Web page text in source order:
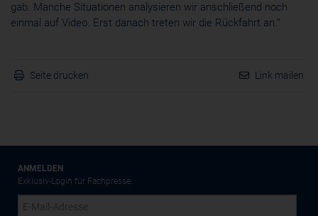
gab. Manche Situationen analysieren wir anschließend noch
einmal auf Video. Erst danach treten wir die Rückfahrt an.“
Seite drucken Link mailen
ANMELDEN
Exklusiv-Login für Fachpresse: